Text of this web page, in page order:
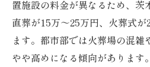
置施設の料金が異なるため、茨
直葬が15万～25万円、火葬式が
ます。都市部では火葬場の混雑
やや高めになる傾向があります。